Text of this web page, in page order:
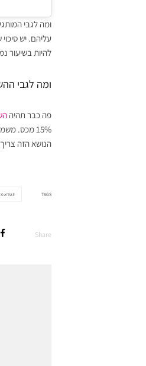
ומה לגבי
עליהם. יש
להיות בשיעור
ומה לגבי
פה כבר תהיה
15% מכס.
הנושא הזה
TAGS
Share